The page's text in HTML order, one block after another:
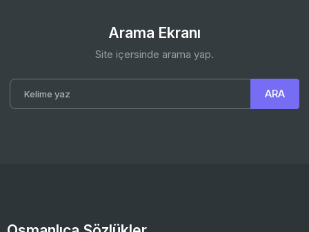
Arama Ekranı
Site içersinde arama yap.